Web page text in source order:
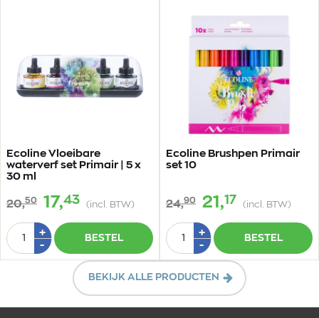
Ecoline Vloeibare
waterverf set Primair | 5 x
30 ml
20,50 17,43 (incl. BTW)
Aantal
+Plus
-Min
1
BESTEL
Ecoline Brushpen Primair
set 10
24,90 21,17 (incl. BTW)
Aantal
+Plus
-Min
1
BESTEL
BEKIJK ALLE PRODUCTEN